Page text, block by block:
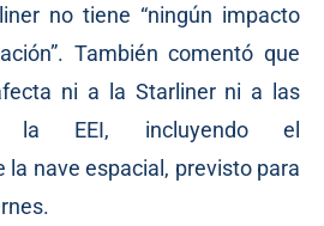
no tiene “ningún impacto
También comentó que
ni a la Starliner ni a las
la EEI, incluyendo el
nave espacial, previsto para